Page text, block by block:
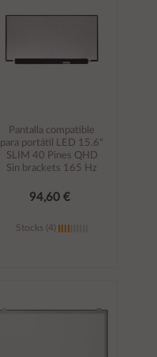
Pantalla compatible
para portátil LED 15.6"
SLIM 40 Pines QHD
Sin brackets 165 Hz
94,60 €
Stocks (4)